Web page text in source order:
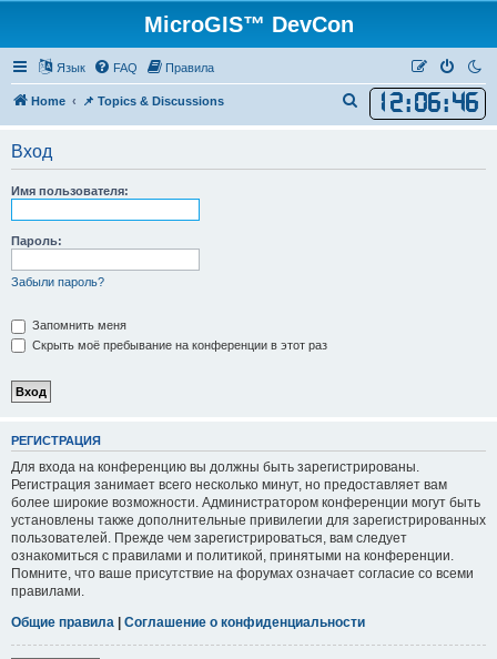
MicroGIS™ DevCon
Язык FAQ Правила
Home 📌 Topics & Discussions 12:06:46
о
Вход
Имя пользователя:
Пароль:
Забыли пароль?
Запомнить меня
Скрыть моё пребывание на конференции в этот раз
РЕГИСТРАЦИЯ
Для входа на конференцию вы должны быть зарегистрированы.
Регистрация занимает всего несколько минут, но предоставляет вам
более широкие возможности. Администратором конференции могут быть
установлены также дополнительные привилегии для зарегистрированных
пользователей. Прежде чем зарегистрироваться, вам следует
ознакомиться с правилами и политикой, принятыми на конференции.
Помните, что ваше присутствие на форумах означает согласие со всеми
правилами.
Общие правила | Соглашение о конфиденциальности